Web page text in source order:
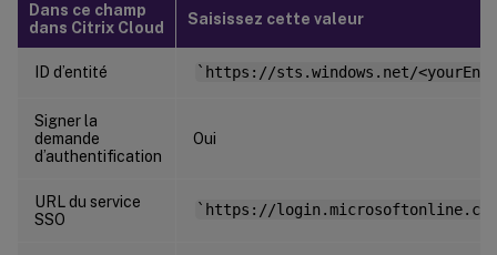
Dans ce champ
dans Citrix Cloud
Saisissez cette valeur
ID d’entité `https://sts.windows.net/
Signer la
demande
d’authentification
Oui
URL du service
SSO
`https://login.microsoftonline.com/